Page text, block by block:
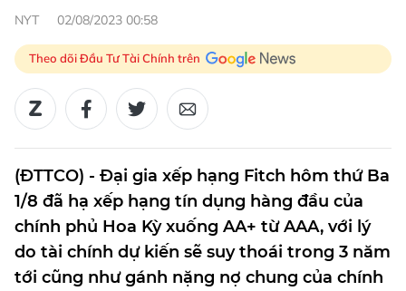
NYT 02/08/2023 00:58
Theo dõi Đầu Tư Tài Chính trên
(ĐTTCO) - Đại gia xếp hạng Fitch hôm thứ Ba
1/8 đã hạ xếp hạng tín dụng hàng đầu của
chính phủ Hoa Kỳ xuống AA+ từ AAA, với lý
do tài chính dự kiến sẽ suy thoái trong 3 năm
tới cũng như gánh nặng nợ chung của chính